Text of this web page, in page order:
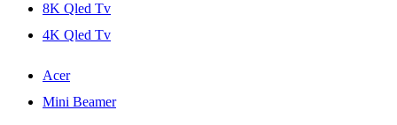
8K Qled Tv
4K Qled Tv
Acer
Mini Beamer